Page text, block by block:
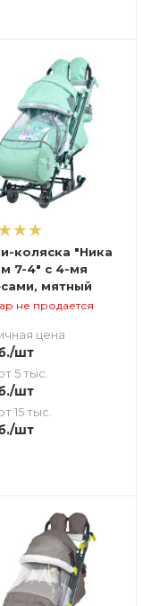
коляска "Ника
7-4" с 4-мя
мятный
не продается
цена
/шт
5 тыс.
/шт
15 тыс.
/шт